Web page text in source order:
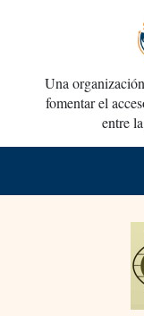
Una
fomentar el
entre